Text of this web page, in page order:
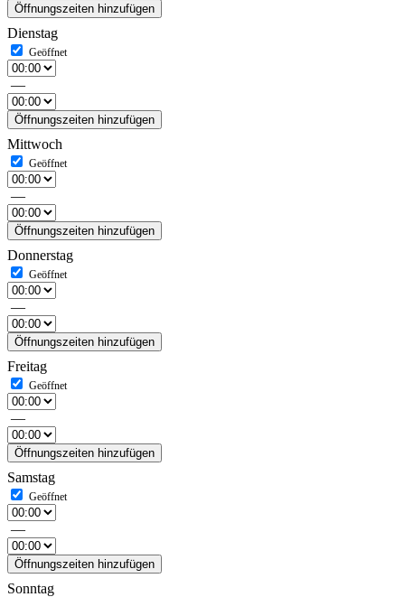
Öffnungszeiten hinzufügen
Dienstag
—
Öffnungszeiten hinzufügen
Mittwoch
—
Öffnungszeiten hinzufügen
Donnerstag
—
Öffnungszeiten hinzufügen
Freitag
—
Öffnungszeiten hinzufügen
Samstag
—
Öffnungszeiten hinzufügen
Sonntag